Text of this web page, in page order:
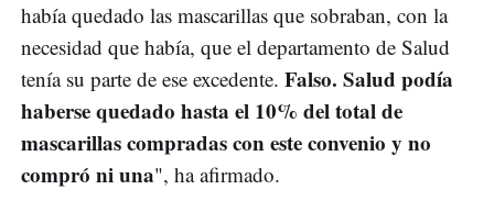
había quedado las mascarillas que sobraban, con la
necesidad que había, que el departamento de Salud
tenía su parte de ese excedente. Falso. Salud podía
haberse quedado hasta el 10% del total de
mascarillas compradas con este convenio y no
compró ni una", ha afirmado.